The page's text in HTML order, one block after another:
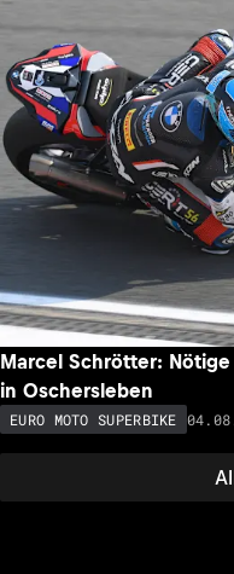
Marcel Schrötter:
in Oschersleben
EURO MOTO SUPERBIKE